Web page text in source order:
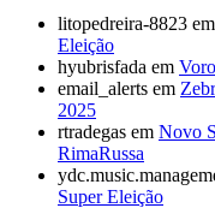
litopedreira-8823 em
Eleição
hyubrisfada em
email_alerts em
2025
rtradegas em Novo
RimaRussa
Super Eleição